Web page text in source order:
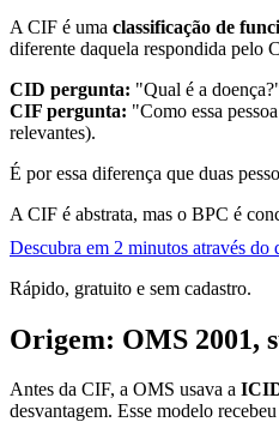
A CIF é uma classificação de
diferente daquela respondida pelo
CID pergunta: "Qual é a
CIF pergunta: "Como essa
relevantes).
É por essa diferença que duas
A CIF é abstrata, mas o BPC é
Descubra em 2 minutos através do
Rápido, gratuito e sem cadastro.
Origem: OMS 2001,
Antes da CIF, a OMS usava a
desvantagem. Esse modelo